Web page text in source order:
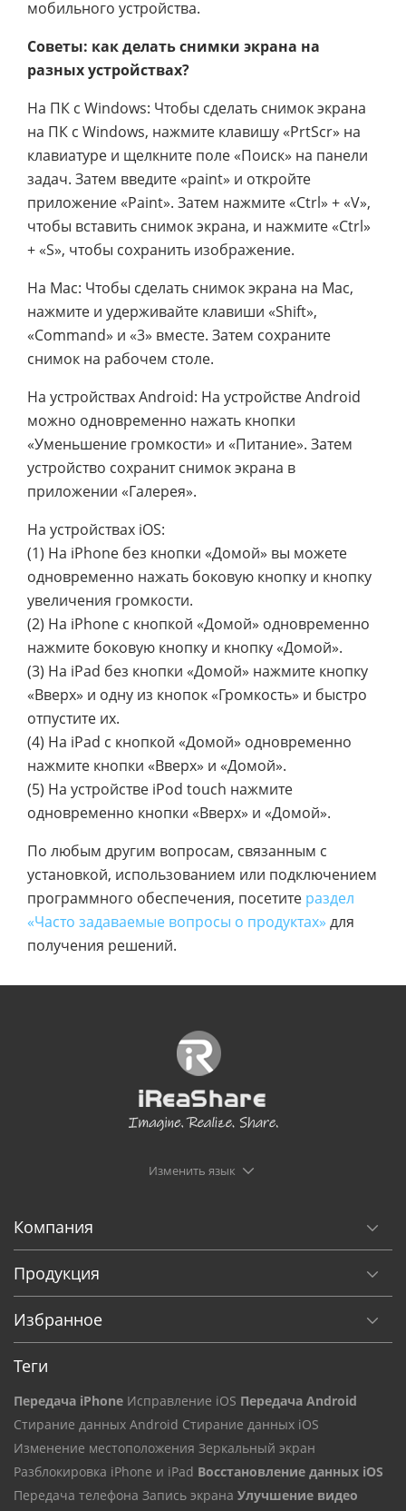
мобильного устройства.
Советы: как делать снимки экрана на
разных устройствах?
На ПК с Windows: Чтобы сделать снимок экрана
на ПК с Windows, нажмите клавишу «PrtScr» на
клавиатуре и щелкните поле «Поиск» на панели
задач. Затем введите «paint» и откройте
приложение «Paint». Затем нажмите «Ctrl» + «V»,
чтобы вставить снимок экрана, и нажмите «Ctrl»
+ «S», чтобы сохранить изображение.
На Mac: Чтобы сделать снимок экрана на Mac,
нажмите и удерживайте клавиши «Shift»,
«Command» и «3» вместе. Затем сохраните
снимок на рабочем столе.
На устройствах Android: На устройстве Android
можно одновременно нажать кнопки
«Уменьшение громкости» и «Питание». Затем
устройство сохранит снимок экрана в
приложении «Галерея».
На устройствах iOS:
(1) На iPhone без кнопки «Домой» вы можете
одновременно нажать боковую кнопку и кнопку
увеличения громкости.
(2) На iPhone с кнопкой «Домой» одновременно
нажмите боковую кнопку и кнопку «Домой».
(3) На iPad без кнопки «Домой» нажмите кнопку
«Вверх» и одну из кнопок «Громкость» и быстро
отпустите их.
(4) На iPad с кнопкой «Домой» одновременно
нажмите кнопки «Вверх» и «Домой».
(5) На устройстве iPod touch нажмите
одновременно кнопки «Вверх» и «Домой».
По любым другим вопросам, связанным с
установкой, использованием или подключением
программного обеспечения, посетите раздел
«Часто задаваемые вопросы о продуктах» для
получения решений.
Изменить язык
Компания
Продукция
Избранное
Теги
Передача iPhone Исправление iOS Передача Android
Стирание данных Android Стирание данных iOS
Изменение местоположения Зеркальный экран
Разблокировка iPhone и iPad Восстановление данных iOS
Передача телефона Запись экрана Улучшение видео